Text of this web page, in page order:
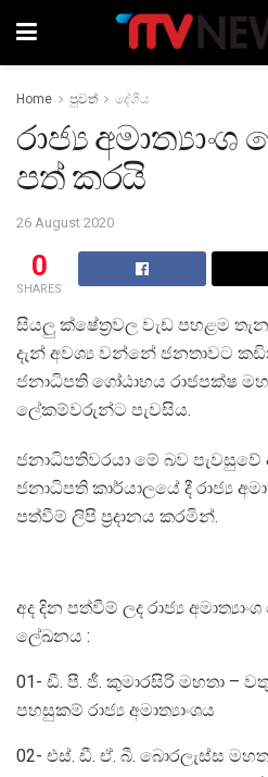
Home පුවත් දේශීය
රාජ්‍ය
පත් කරයි
26 August 2020
0
SHARES
සියලු ක්ෂේත්‍රවල වැඩ පහළම
දැන් අවශ්‍ය වන්නේ ජනතාවට
ජනාධිපති ගෝඨාභය රාජපක්ෂ
ලේකම්වරුන්ට පැවසිය.
ජනාධිපතිවරයා මේ බව පැවසුවේ
ජනාධිපති කාර්යාලයේ දී රාජ්‍ය
පත්වීම් ලිපි ප්‍රදානය කරමින්.
අද දින පත්වීම් ලද රාජ්‍ය
ලේඛනය :
01- ඩී. පී. ජී. කුමාරසිරි මහතා –
පහසුකම් රාජ්‍ය අමාත්‍යාංශය
02- එස්. ඩී. ඒ. බී. බොරලැස්ස